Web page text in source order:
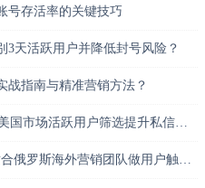
号存活率的关键技巧
3天活跃用户并降低封号风险？
战指南与精准营销方法？
场活跃用户筛选提升私信回复率
罗斯海外营销团队做用户触达？